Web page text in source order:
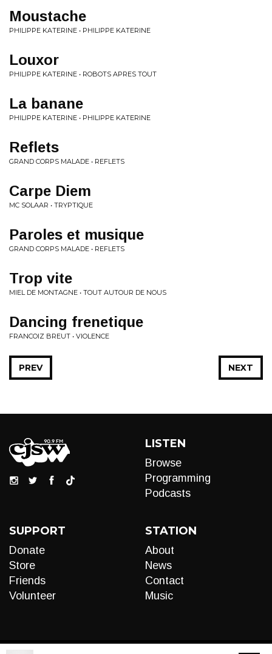
Moustache
PHILIPPE KATERINE • PHILIPPE KATERINE
Louxor
PHILIPPE KATERINE • ROBOTS APRES TOUT
La banane
PHILIPPE KATERINE • PHILIPPE KATERINE
Reflets
GRAND CORPS MALADE • REFLETS
Carpe Diem
MC SOLAAR • TRYPTIQUE
Paroles et musique
GRAND CORPS MALADE • REFLETS
Trop vite
MIEL DE MONTAGNE • TOUT AUTOUR DE NOUS
Dancing frenetique
FRANCOIZ BREUT • VIOLENCE
NEXT
PREV
LISTEN
Browse
Programming
Podcasts
SUPPORT
Donate
Store
Friends
Volunteer
STATION
About
News
Contact
Music